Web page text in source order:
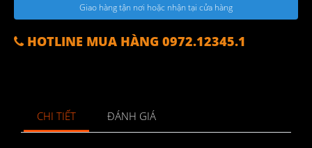
Giao hàng tận nơi hoặc nhận tại cửa hàng
HOTLINE MUA HÀNG 0972.12345.1
CHI TIẾT ĐÁNH GIÁ